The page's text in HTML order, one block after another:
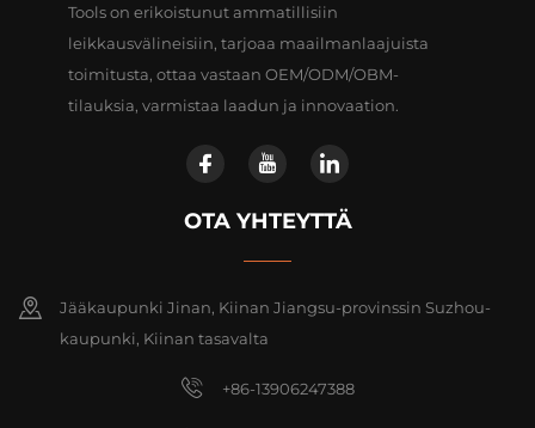
Tools on erikoistunut ammatillisiin
leikkausvälineisiin, tarjoaa maailmanlaajuista
toimitusta, ottaa vastaan OEM/ODM/OBM-
tilauksia, varmistaa laadun ja innovaation.
OTA YHTEYTTÄ
Jääkaupunki Jinan, Kiinan Jiangsu-provinssin Suzhou-
kaupunki, Kiinan tasavalta
+86-13906247388